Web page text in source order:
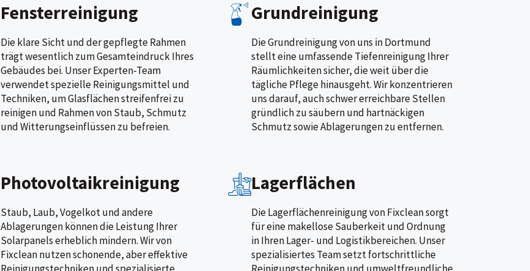
Fensterreinigung
Die klare Sicht und der gepflegte Rahmen
trägt wesentlich zum Gesamteindruck Ihres
Gebäudes bei. Unser Experten-Team
verwendet spezielle Reinigungsmittel und
Techniken, um Glasflächen streifenfrei zu
reinigen und Rahmen von Staub, Schmutz
und Witterungseinflüssen zu befreien.
Grundreinigung
Die Grundreinigung von uns in Dortmund
stellt eine umfassende Tiefenreinigung Ihrer
Räumlichkeiten sicher, die weit über die
tägliche Pflege hinausgeht. Wir konzentrieren
uns darauf, auch schwer erreichbare Stellen
gründlich zu säubern und hartnäckigen
Schmutz sowie Ablagerungen zu entfernen.
Photovoltaikreinigung
Staub, Laub, Vogelkot und andere
Ablagerungen können die Leistung Ihrer
Solarpanels erheblich mindern. Wir von
Fixclean nutzen schonende, aber effektive
Reinigungstechniken und spezialisierte
Lagerflächen
Die Lagerflächenreinigung von Fixclean sorgt
für eine makellose Sauberkeit und Ordnung
in Ihren Lager- und Logistikbereichen. Unser
spezialisiertes Team setzt fortschrittliche
Reinigungstechniken und umweltfreundliche